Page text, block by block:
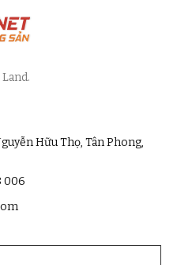
Hữu Thọ, Tân Phong,
006